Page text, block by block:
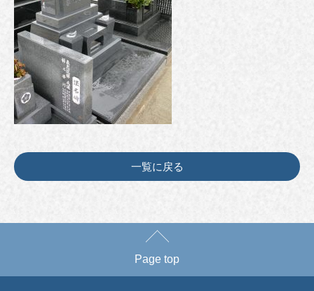
一覧に戻る
Page top